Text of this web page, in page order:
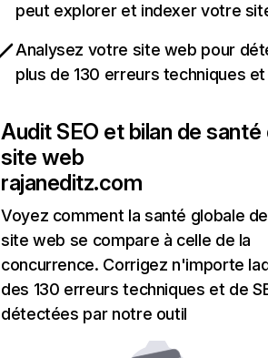
peut explorer et indexer votre
Analysez votre site web pour
plus de 130 erreurs techniques et
Audit SEO et bilan de santé
site web
rajaneditz.com
Voyez comment la santé globale
site web se compare à celle de la
concurrence. Corrigez n'importe
des 130 erreurs techniques et de
détectées par notre outil